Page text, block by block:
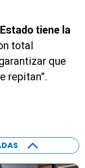
Estado tiene la
total
que
repitan”.